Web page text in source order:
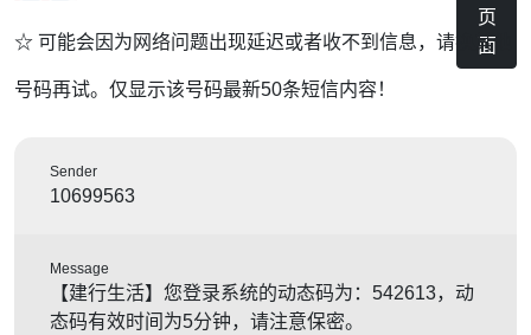
页
面
☆ 可能会因为网络问题出现延迟或者收不到信息，请换其他
号码再试。仅显示该号码最新50条短信内容！
Sender
10699563
Message
【建行生活】您登录系统的动态码为：542613，动
态码有效时间为5分钟，请注意保密。